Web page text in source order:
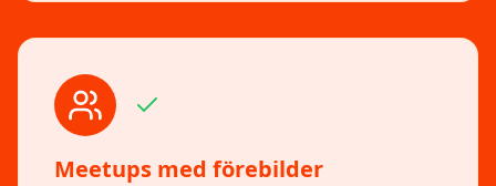
Meetups med förebilder